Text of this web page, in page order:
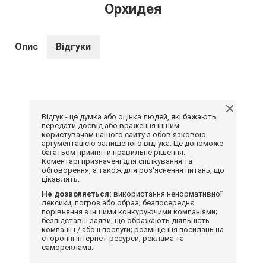
Орхидея
Опис Відгуки
Відгук - це думка або оцінка людей, які бажають
передати досвід або враження іншим
користувачам нашого сайту з обов'язковою
аргументацією залишеного відгука. Це допоможе
багатьом прийняти правильне рішення.
Коментарі призначені для спілкування та
обговорення, а також для роз'яснення питань, що
цікавлять.
Не дозволяється: використання ненормативної
лексики, погроз або образ; безпосереднє
порівняння з іншими конкуруючими компаніями;
безпідставні заяви, що ображають діяльність
компанії і / або її послуги; розміщення посилань на
сторонні інтернет-ресурси; реклама та
самореклама.